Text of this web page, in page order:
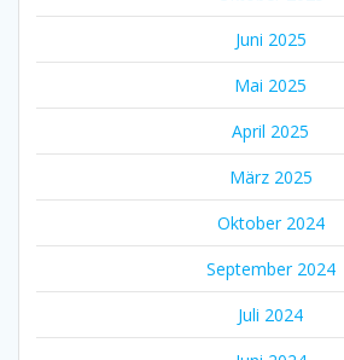
Juni 2025
Mai 2025
April 2025
März 2025
Oktober 2024
September 2024
Juli 2024